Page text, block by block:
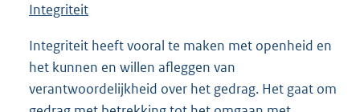
Integriteit
Integriteit heeft vooral te maken met openheid en
het kunnen en willen afleggen van
verantwoordelijkheid over het gedrag. Het gaat om